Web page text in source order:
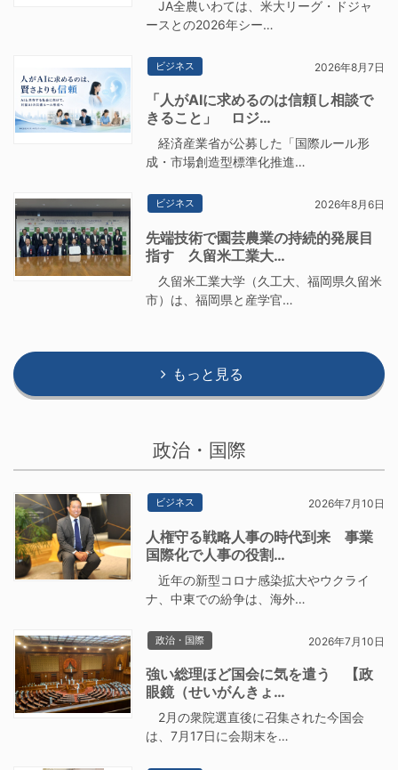
JA全農いわては、米大リーグ・ドジャ
ースとの2026年シー…
ビジネス 2026年8月7日
「人がAIに求めるのは信頼し相談で
きること」 ロジ…
経済産業省が公募した「国際ルール形
成・市場創造型標準化推進…
ビジネス 2026年8月6日
先端技術で園芸農業の持続的発展目
指す 久留米工業大…
久留米工業大学（久工大、福岡県久留米
市）は、福岡県と産学官…
もっと見る
政治・国際
ビジネス 2026年7月10日
人権守る戦略人事の時代到来 事業
国際化で人事の役割…
近年の新型コロナ感染拡大やウクライ
ナ、中東での紛争は、海外…
政治・国際 2026年7月10日
強い総理ほど国会に気を遣う 【政
眼鏡（せいがんきょ…
2月の衆院選直後に召集された今国会
は、7月17日に会期末を…